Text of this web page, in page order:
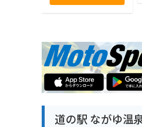
道の駅 ながゆ温